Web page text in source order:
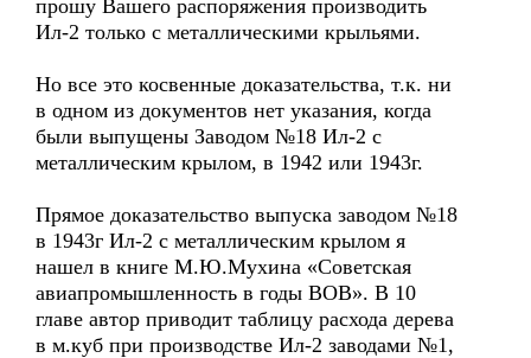
прошу Вашего распоряжения производить
Ил-2 только с металлическими крыльями.
Но все это косвенные доказательства, т.к. ни
в одном из документов нет указания, когда
были выпущены Заводом №18 Ил-2 с
металлическим крылом, в 1942 или 1943г.
Прямое доказательство выпуска заводом №18
в 1943г Ил-2 с металлическим крылом я
нашел в книге М.Ю.Мухина «Советская
авиапромышленность в годы ВОВ». В 10
главе автор приводит таблицу расхода дерева
в м.куб при производстве Ил-2 заводами №1,